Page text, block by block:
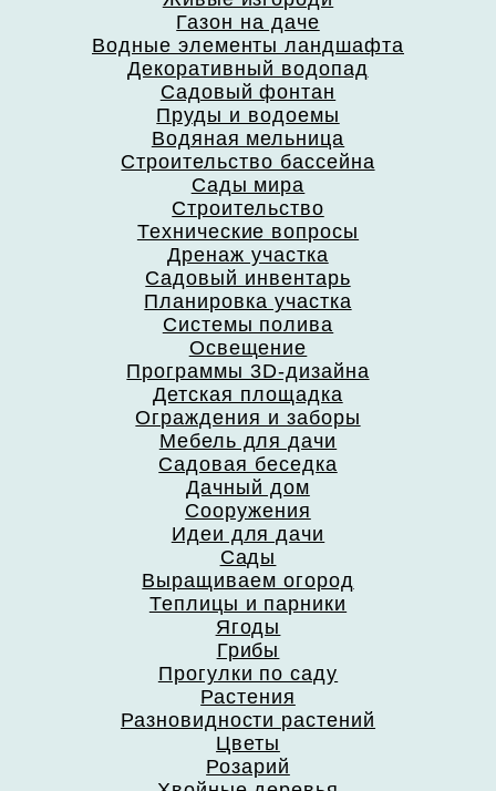
Газон на даче
Водные элементы ландшафта
Декоративный водопад
Садовый фонтан
Пруды и водоемы
Водяная мельница
Строительство бассейна
Сады мира
Строительство
Технические вопросы
Дренаж участка
Садовый инвентарь
Планировка участка
Системы полива
Освещение
Программы 3D-дизайна
Детская площадка
Ограждения и заборы
Мебель для дачи
Садовая беседка
Дачный дом
Сооружения
Идеи для дачи
Сады
Выращиваем огород
Теплицы и парники
Ягоды
Грибы
Прогулки по саду
Растения
Разновидности растений
Цветы
Розарий